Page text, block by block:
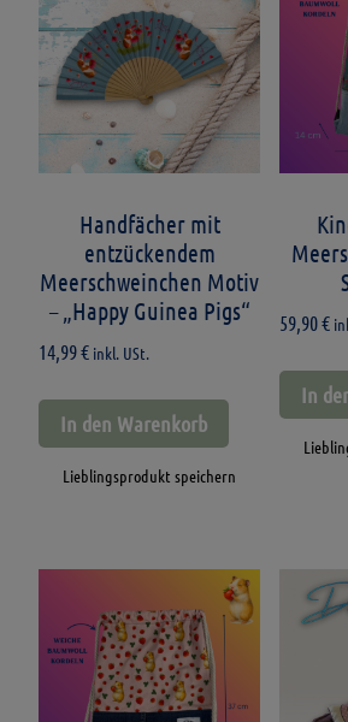
Handfächer mit
entzückendem
Meerschweinchen Motiv
– „Happy Guinea Pigs“
14,99€ inkl. USt.
In den Warenkorb
Lieblingsprodukt speichern
59,90€
In